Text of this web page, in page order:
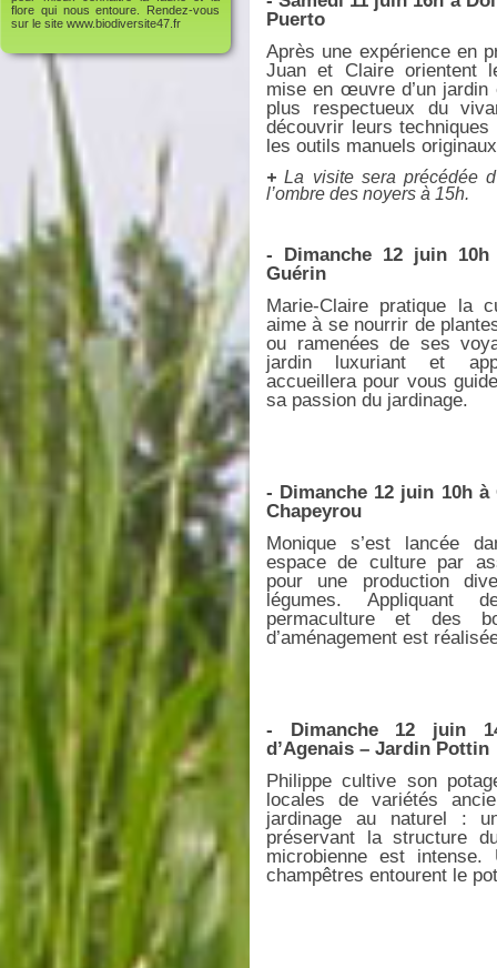
flore qui nous entoure. Rendez-vous
sur le site www.biodiversite47.fr
Puerto
Après une expérience en
Juan et Claire orientent
mise en œuvre d’un jardin
plus respectueux du
découvrir leurs
les outils manuels
+ La visite sera précédée
l’ombre des noyers à 15h.
- Dimanche 12 juin
Guérin
Marie-Claire pratique la
aime à se nourrir de
ou ramenées de ses
jardin luxuriant et
accueillera pour vous
sa passion du jardinage.
- Dimanche 12 juin 10h
Chapeyrou
Monique s’est lancée
espace de culture par
pour une production
légumes. Appliquant
permaculture et des
d’aménagement est
- Dimanche 12 juin
d’Agenais – Jardin Pottin
Philippe cultive son
locales de variétés
jardinage au naturel :
préservant la structure
microbienne est
champêtres entourent le